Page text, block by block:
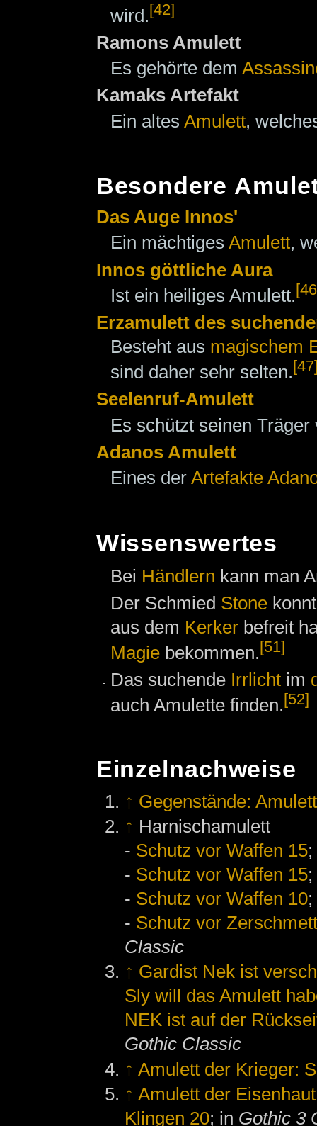
wird.[42]
Ramons Amulett
Es gehörte dem
Kamaks Artefakt
Ein altes Amulett,
Besondere
Das Auge Innos'
Ein mächtiges Amulett,
Innos göttliche Aura
Ist ein heiliges Amulett.
Erzamulett des
Besteht aus magischem
sind daher sehr selten.
Seelenruf-Amulett
Es schützt seinen
Adanos Amulett
Eines der Artefakte
Wissenswertes
Bei Händlern kann man
Der Schmied Stone
aus dem Kerker befreit
Magie bekommen.[51]
Das suchende Irrlicht im
auch Amulette finden.[52]
Einzelnachweise
↑ Gegenstände:
↑ Harnischamulett
- Schutz vor Waffen 15
- Schutz vor Waffen 15
- Schutz vor Waffen 10
- Schutz vor
Classic
↑ Gardist Nek ist
Sly will das Amulett
NEK ist auf der
Gothic Classic
↑ Amulett der Krieger:
↑ Amulett der
Klingen 20; in Gothic 3